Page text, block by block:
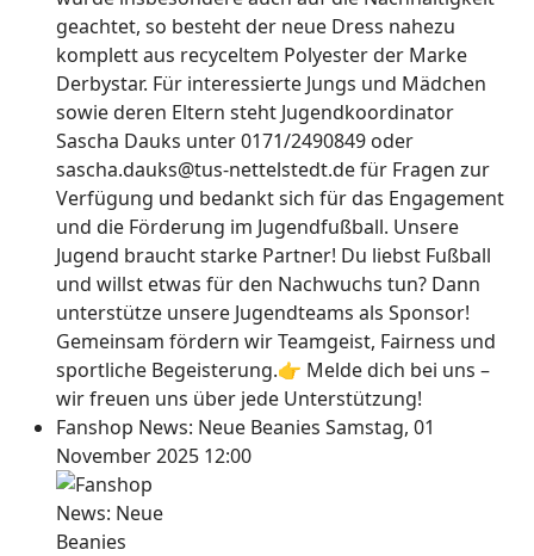
geachtet, so besteht der neue Dress nahezu
komplett aus recyceltem Polyester der Marke
Derbystar. Für interessierte Jungs und Mädchen
sowie deren Eltern steht Jugendkoordinator
Sascha Dauks unter 0171/2490849 oder
sascha.dauks@tus-nettelstedt.de für Fragen zur
Verfügung und bedankt sich für das Engagement
und die Förderung im Jugendfußball. Unsere
Jugend braucht starke Partner! Du liebst Fußball
und willst etwas für den Nachwuchs tun? Dann
unterstütze unsere Jugendteams als Sponsor!
Gemeinsam fördern wir Teamgeist, Fairness und
sportliche Begeisterung.👉 Melde dich bei uns –
wir freuen uns über jede Unterstützung!
Fanshop News: Neue Beanies Samstag, 01
November 2025 12:00